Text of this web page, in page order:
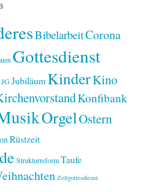
BibelarbeitCorona
Gottesdienst
JGJubiläumKinderKino
Konfibank
OrgelOstern
Rüstzeit
StrukturreformTaufe
Zeltgottesdienst